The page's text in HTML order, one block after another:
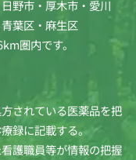
野市・厚木市・愛川
葉区・麻生区
圏内です。
されている医薬品を把
録に記載する。
護職員等が情報の把握